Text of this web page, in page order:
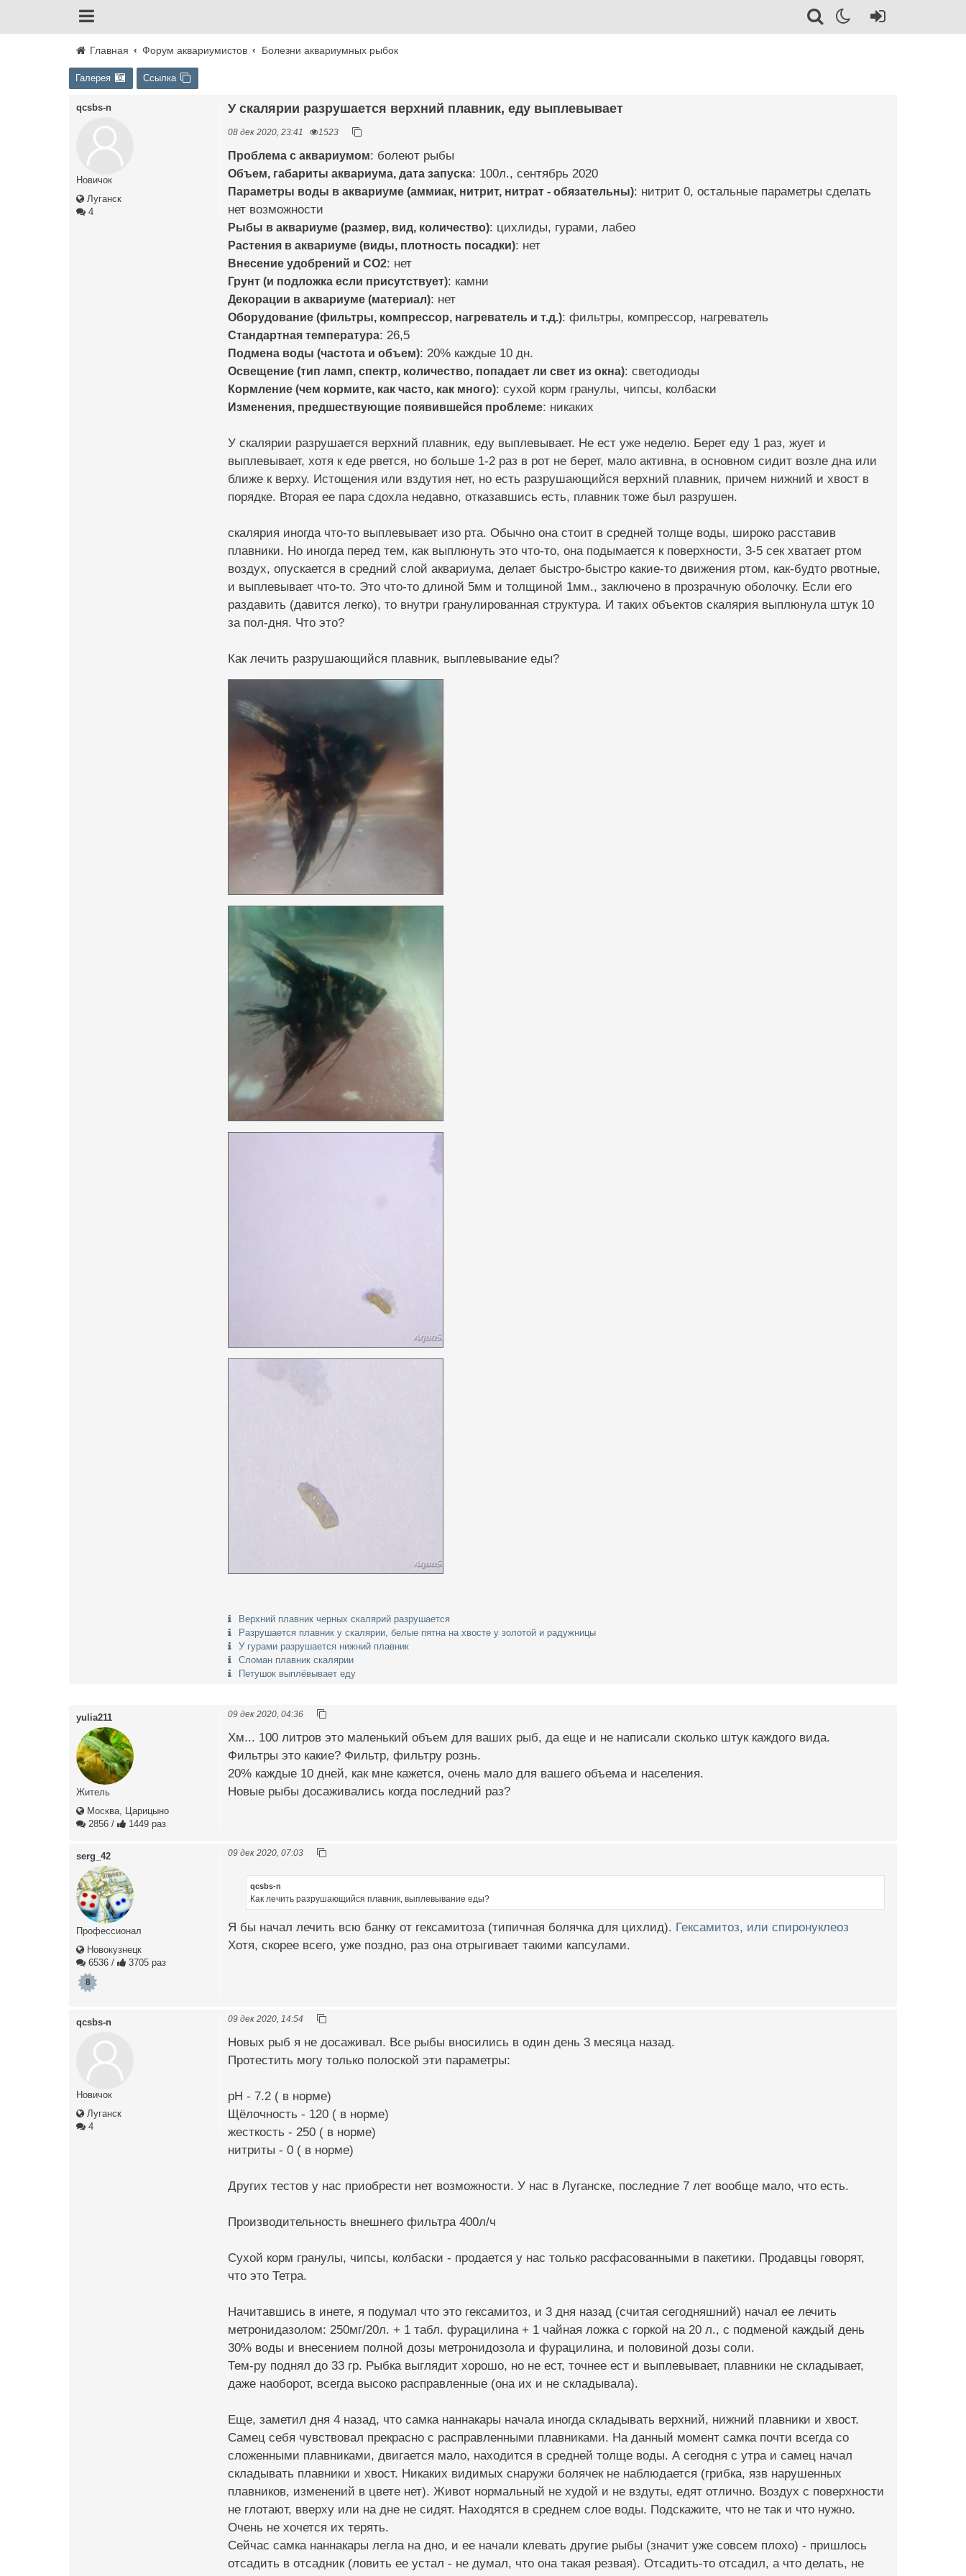
Главная Форум аквариумистов Болезни аквариумных рыбок
Галерея Ссылка
qcsbs-n
Новичок
Луганск
4
У скалярии разрушается верхний плавник, еду выплевывает
08 дек 2020, 23:41 1523
Проблема с аквариумом: болеют рыбы
Объем, габариты аквариума, дата запуска: 100л., сентябрь 2020
Параметры воды в аквариуме (аммиак, нитрит, нитрат - обязательны): нитрит 0, остальные параметры сделать
нет возможности
Рыбы в аквариуме (размер, вид, количество): цихлиды, гурами, лабео
Растения в аквариуме (виды, плотность посадки): нет
Внесение удобрений и CO2: нет
Грунт (и подложка если присутствует): камни
Декорации в аквариуме (материал): нет
Оборудование (фильтры, компрессор, нагреватель и т.д.): фильтры, компрессор, нагреватель
Стандартная температура: 26,5
Подмена воды (частота и объем): 20% каждые 10 дн.
Освещение (тип ламп, спектр, количество, попадает ли свет из окна): светодиоды
Кормление (чем кормите, как часто, как много): сухой корм гранулы, чипсы, колбаски
Изменения, предшествующие появившейся проблеме: никаких
У скалярии разрушается верхний плавник, еду выплевывает. Не ест уже неделю. Берет еду 1 раз, жует и
выплевывает, хотя к еде рвется, но больше 1-2 раз в рот не берет, мало активна, в основном сидит возле дна или
ближе к верху. Истощения или вздутия нет, но есть разрушающийся верхний плавник, причем нижний и хвост в
порядке. Вторая ее пара сдохла недавно, отказавшись есть, плавник тоже был разрушен.
скалярия иногда что-то выплевывает изо рта. Обычно она стоит в средней толще воды, широко расставив
плавники. Но иногда перед тем, как выплюнуть это что-то, она подымается к поверхности, 3-5 сек хватает ртом
воздух, опускается в средний слой аквариума, делает быстро-быстро какие-то движения ртом, как-будто рвотные,
и выплевывает что-то. Это что-то длиной 5мм и толщиной 1мм., заключено в прозрачную оболочку. Если его
раздавить (давится легко), то внутри гранулированная структура. И таких объектов скалярия выплюнула штук 10
за пол-дня. Что это?
Как лечить разрушающийся плавник, выплевывание еды?
Верхний плавник черных скалярий разрушается
Разрушается плавник у скалярии, белые пятна на хвосте у золотой и радужницы
У гурами разрушается нижний плавник
Сломан плавник скалярии
Петушок выплёвывает еду
yulia211
Житель
Москва, Царицыно
2856 / 1449 раз
09 дек 2020, 04:36
Хм... 100 литров это маленький объем для ваших рыб, да еще и не написали сколько штук каждого вида.
Фильтры это какие? Фильтр, фильтру рознь.
20% каждые 10 дней, как мне кажется, очень мало для вашего объема и населения.
Новые рыбы досаживались когда последний раз?
serg_42
Профессионал
Новокузнецк
6536 / 3705 раз
8
09 дек 2020, 07:03
qcsbs-n
Как лечить разрушающийся плавник, выплевывание еды?
Я бы начал лечить всю банку от гексамитоза (типичная болячка для цихлид). Гексамитоз, или спиронуклеоз
Хотя, скорее всего, уже поздно, раз она отрыгивает такими капсулами.
qcsbs-n
Новичок
Луганск
4
09 дек 2020, 14:54
Новых рыб я не досаживал. Все рыбы вносились в один день 3 месяца назад.
Протестить могу только полоской эти параметры:
pH - 7.2 ( в норме)
Щёлочность - 120 ( в норме)
жесткость - 250 ( в норме)
нитриты - 0 ( в норме)
Других тестов у нас приобрести нет возможности. У нас в Луганске, последние 7 лет вообще мало, что есть.
Производительность внешнего фильтра 400л/ч
Сухой корм гранулы, чипсы, колбаски - продается у нас только расфасованными в пакетики. Продавцы говорят,
что это Тетра.
Начитавшись в инете, я подумал что это гексамитоз, и 3 дня назад (считая сегодняшний) начал ее лечить
метронидазолом: 250мг/20л. + 1 табл. фурацилина + 1 чайная ложка с горкой на 20 л., с подменой каждый день
30% воды и внесением полной дозы метронидозола и фурацилина, и половиной дозы соли.
Тем-ру поднял до 33 гр. Рыбка выглядит хорошо, но не ест, точнее ест и выплевывает, плавники не складывает,
даже наоборот, всегда высоко расправленные (она их и не складывала).
Еще, заметил дня 4 назад, что самка наннакары начала иногда складывать верхний, нижний плавники и хвост.
Самец себя чувствовал прекрасно с расправленными плавниками. На данный момент самка почти всегда со
сложенными плавниками, двигается мало, находится в средней толще воды. А сегодня с утра и самец начал
складывать плавники и хвост. Никаких видимых снаружи болячек не наблюдается (грибка, язв нарушенных
плавников, изменений в цвете нет). Живот нормальный не худой и не вздуты, едят отлично. Воздух с поверхности
не глотают, вверху или на дне не сидят. Находятся в среднем слое воды. Подскажите, что не так и что нужно.
Очень не хочется их терять.
Сейчас самка наннакары легла на дно, и ее начали клевать другие рыбы (значит уже совсем плохо) - пришлось
отсадить в отсадник (ловить ее устал - не думал, что она такая резвая). Отсадить-то отсадил, а что делать, не